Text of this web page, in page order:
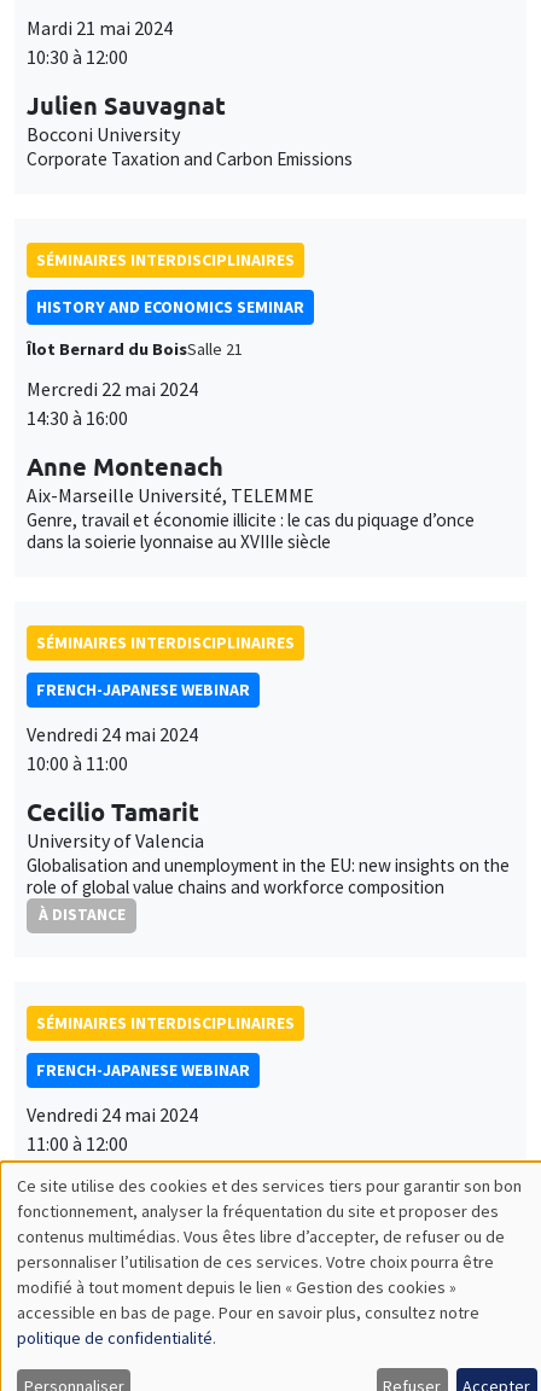
Mardi 21 mai 2024
10:30 à 12:00
Julien Sauvagnat
Bocconi University
Corporate Taxation and Carbon Emissions
SÉMINAIRES INTERDISCIPLINAIRES
HISTORY AND ECONOMICS SEMINAR
Îlot Bernard du BoisSalle 21
Mercredi 22 mai 2024
14:30 à 16:00
Anne Montenach
Aix-Marseille Université, TELEMME
Genre, travail et économie illicite : le cas du piquage d’once
dans la soierie lyonnaise au XVIIIe siècle
SÉMINAIRES INTERDISCIPLINAIRES
FRENCH-JAPANESE WEBINAR
Vendredi 24 mai 2024
10:00 à 11:00
Cecilio Tamarit
University of Valencia
Globalisation and unemployment in the EU: new insights on the
role of global value chains and workforce composition
À DISTANCE
SÉMINAIRES INTERDISCIPLINAIRES
FRENCH-JAPANESE WEBINAR
Vendredi 24 mai 2024
11:00 à 12:00
Yuki Masujima
Deloitte Tohmatsu Financial Advisory LLC
Drivers of Post-Pandemic Currency Movement: Recurring
Impacts of Sovereign Risks and Oil Prices
À DISTANCE